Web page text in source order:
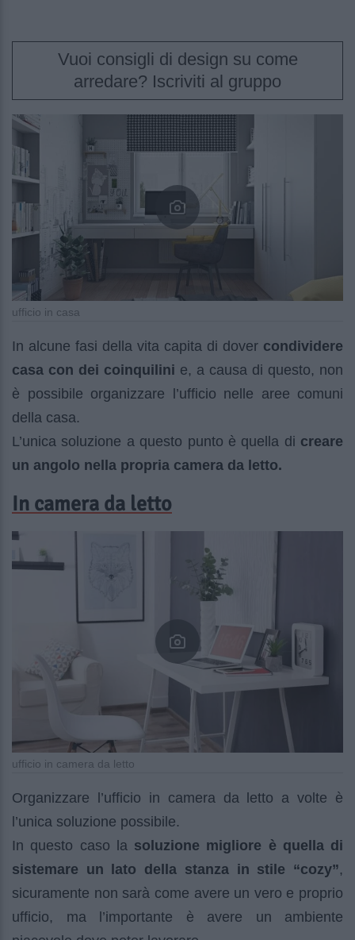
Vuoi consigli di design su come
arredare? Iscriviti al gruppo
ufficio in casa
In alcune fasi della vita capita di dover condividere
casa con dei coinquilini e, a causa di questo, non
è possibile organizzare l’ufficio nelle aree comuni
della casa.
L’unica soluzione a questo punto è quella di creare
un angolo nella propria camera da letto.
In camera da letto
ufficio in camera da letto
Organizzare l’ufficio in camera da letto a volte è
l’unica soluzione possibile.
In questo caso la soluzione migliore è quella di
sistemare un lato della stanza in stile “cozy”,
sicuramente non sarà come avere un vero e proprio
ufficio, ma l’importante è avere un ambiente